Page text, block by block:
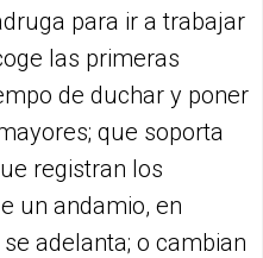
para ir a trabajar
las primeras
de duchar y poner
que soporta
registran los
un andamio, en
adelanta; o cambian